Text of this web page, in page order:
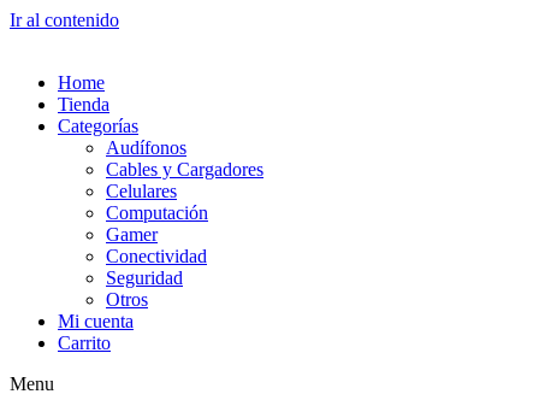
Ir al contenido
Home
Tienda
Categorías
Audífonos
Cables y Cargadores
Celulares
Computación
Gamer
Conectividad
Seguridad
Otros
Mi cuenta
Carrito
Menu